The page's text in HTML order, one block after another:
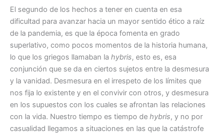
El segundo de los hechos a tener en cuenta en esa
dificultad para avanzar hacia un mayor sentido ético a raíz
de la pandemia, es que la época fomenta en grado
superlativo, como pocos momentos de la historia humana,
lo que los griegos llamaban la hybris, esto es, esa
conjunción que se da en ciertos sujetos entre la desmesura
y la vanidad. Desmesura en el irrespeto de los límites que
nos fija lo existente y en el convivir con otros, y desmesura
en los supuestos con los cuales se afrontan las relaciones
con la vida. Nuestro tiempo es tiempo de hybris, y no por
casualidad llegamos a situaciones en las que la catástrofe